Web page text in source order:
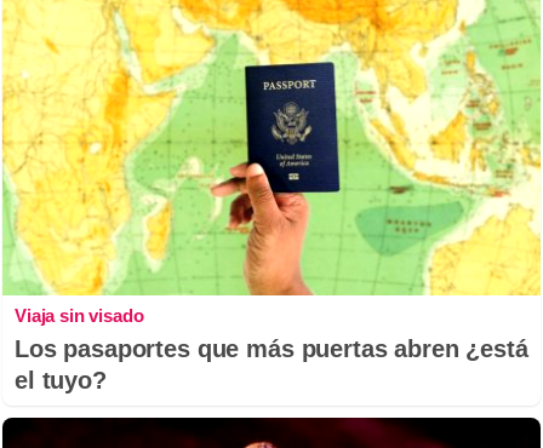
Viaja sin visado
Los pasaportes que más puertas abren ¿está
el tuyo?